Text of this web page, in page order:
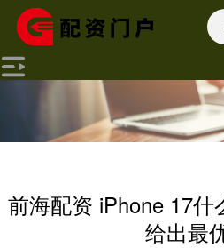
前海配资 iPhone 17什
给出最